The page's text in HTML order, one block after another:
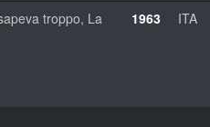
troppo, La 1963 ITA